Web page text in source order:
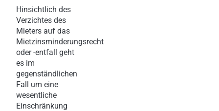
Hinsichtlich des
Verzichtes des
Mieters auf das
Mietzinsminderungsrecht
oder -entfall geht
es im
gegenständlichen
Fall um eine
wesentliche
Einschränkung